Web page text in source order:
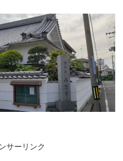
サーリンク